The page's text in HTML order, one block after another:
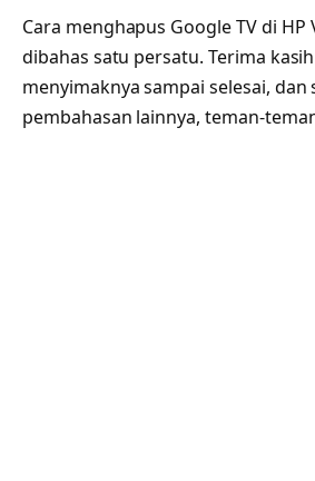
Cara menghapus Google TV di HP
dibahas satu persatu. Terima
menyimaknya sampai selesai,
pembahasan lainnya, teman-